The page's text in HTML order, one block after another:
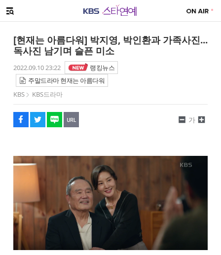
메뉴 열기
[현재는 아름다워] 박지영, 박인환과 가족사진...
독사진 남기며 슬픈 미소
2022.09.10 23:22
랭킹뉴스
주말드라마 현재는 아름다워
KBS
KBS드라마
페이스북
트위터
네이버
URL복사
글씨 작게보기
가
글씨 크게보기